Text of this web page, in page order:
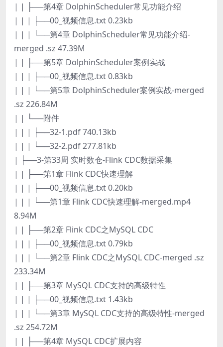
| | ├──第4章 DolphinScheduler常见功能介绍
| | | ├──00_视频信息.txt 0.23kb
| | | └──第4章 DolphinScheduler常见功能介绍-
merged .sz 47.39M
| | ├──第5章 DolphinScheduler案例实战
| | | ├──00_视频信息.txt 0.83kb
| | | └──第5章 DolphinScheduler案例实战-merged
.sz 226.84M
| | └──附件
| | | ├──32-1.pdf 740.13kb
| | | └──32-2.pdf 277.81kb
| ├──3-第33周 实时数仓-Flink CDC数据采集
| | ├──第1章 Flink CDC快速理解
| | | ├──00_视频信息.txt 0.20kb
| | | └──第1章 Flink CDC快速理解-merged.mp4
8.94M
| | ├──第2章 Flink CDC之MySQL CDC
| | | ├──00_视频信息.txt 0.79kb
| | | └──第2章 Flink CDC之MySQL CDC-merged .sz
233.34M
| | ├──第3章 MySQL CDC支持的高级特性
| | | ├──00_视频信息.txt 1.43kb
| | | └──第3章 MySQL CDC支持的高级特性-merged
.sz 254.72M
| | ├──第4章 MySQL CDC扩展内容